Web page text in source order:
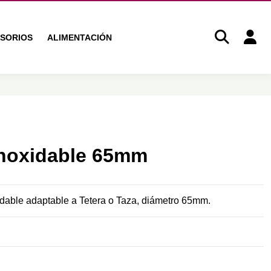
ALIMENTACIÓN
65mm
adaptable a Tetera o Taza, diámetro 65mm.